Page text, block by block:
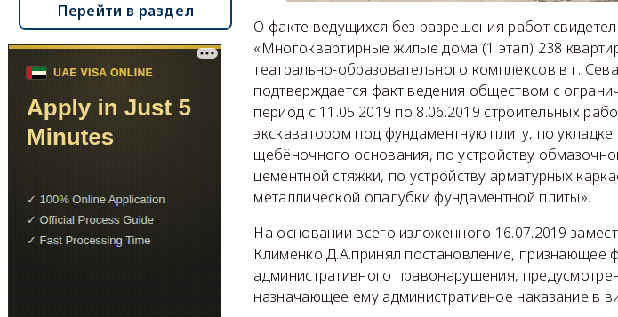
О факте ведущихся без разрешения работ
«Многоквартирные жилые дома (1 этап) 238
театрально-образовательного комплексов в г.
подтверждается факт ведения обществом с
период с 11.05.2019 по 8.06.2019 строительных
экскаватором под фундаментную плиту, по укладке
щебёночного основания, по устройству
цементной стяжки, по устройству арматурных
металлической опалубки фундаментной плиты».
На основании всего изложенного 16.07.2019
Клименко Д.А.принял постановление,
административного правонарушения,
назначающее ему административное наказание в
Перейти в раздел